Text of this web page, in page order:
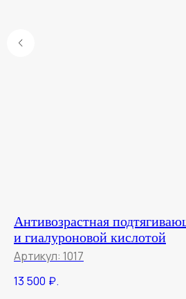
Антивозрастная
и гиалуроновой кислотой
Артикул: 1017
13 500 ₽.